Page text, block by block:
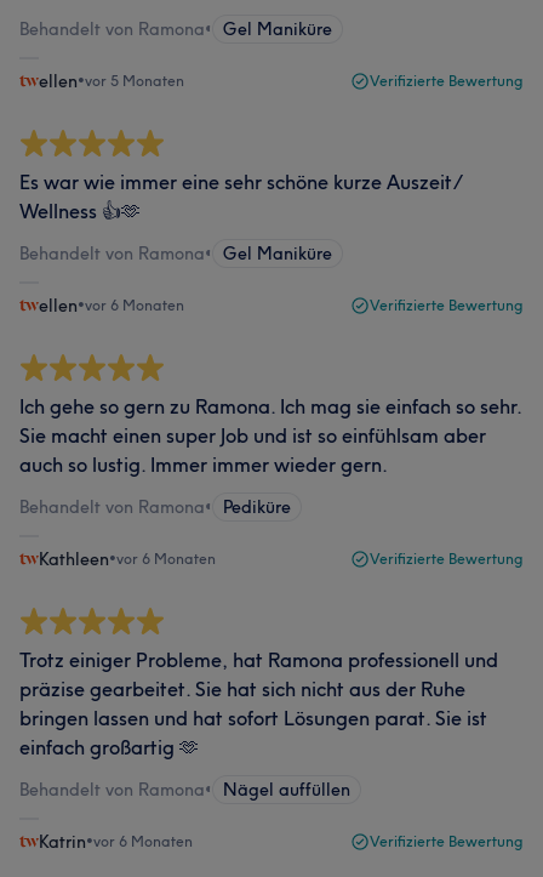
Behandelt von Ramona• Gel Maniküre
ellen•vor 5 Monaten Verifizierte Bewertung
Es war wie immer eine sehr schöne kurze Auszeit/
Wellness 👍🫶
Behandelt von Ramona• Gel Maniküre
ellen•vor 6 Monaten Verifizierte Bewertung
Ich gehe so gern zu Ramona. Ich mag sie einfach so sehr.
Sie macht einen super Job und ist so einfühlsam aber
auch so lustig. Immer immer wieder gern.
Behandelt von Ramona• Pediküre
Kathleen•vor 6 Monaten Verifizierte Bewertung
Trotz einiger Probleme, hat Ramona professionell und
präzise gearbeitet. Sie hat sich nicht aus der Ruhe
bringen lassen und hat sofort Lösungen parat. Sie ist
einfach großartig 🫶
Behandelt von Ramona• Nägel auffüllen
Katrin•vor 6 Monaten Verifizierte Bewertung